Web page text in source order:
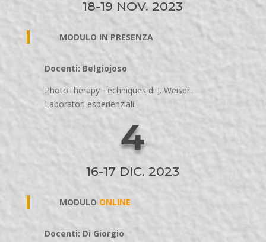
18-19 NOV. 2023
MODULO IN PRESENZA
Docenti: Belgiojoso
PhotoTherapy Techniques di J. Weiser.
Laboratori esperienziali.
4
16-17 DIC. 2023
MODULO ONLINE
Docenti: Di Giorgio